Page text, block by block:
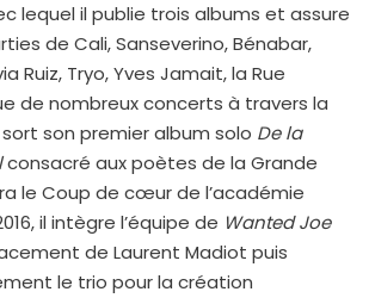
lequel il publie trois albums et assure
de Cali, Sanseverino, Bénabar,
Ruiz, Tryo, Yves Jamait, la Rue
de nombreux concerts à travers la
sort son premier album solo De la
consacré aux poètes de la Grande
le Coup de cœur de l’académie
il intègre l’équipe de Wanted Joe
de Laurent Madiot puis
le trio pour la création